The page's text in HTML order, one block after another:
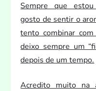
Sempre que estou
gosto de sentir o
tento combinar
deixo sempre um
depois de um tempo.
Acredito muito na